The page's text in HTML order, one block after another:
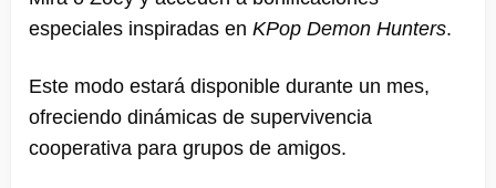
especiales inspiradas en KPop Demon Hunters.
Este modo estará disponible durante un mes,
ofreciendo dinámicas de supervivencia
cooperativa para grupos de amigos.